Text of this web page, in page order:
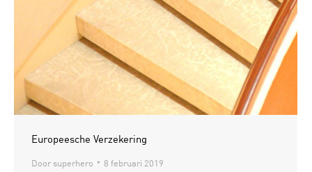
Europeesche Verzekering
Door superhero 8 februari 2019